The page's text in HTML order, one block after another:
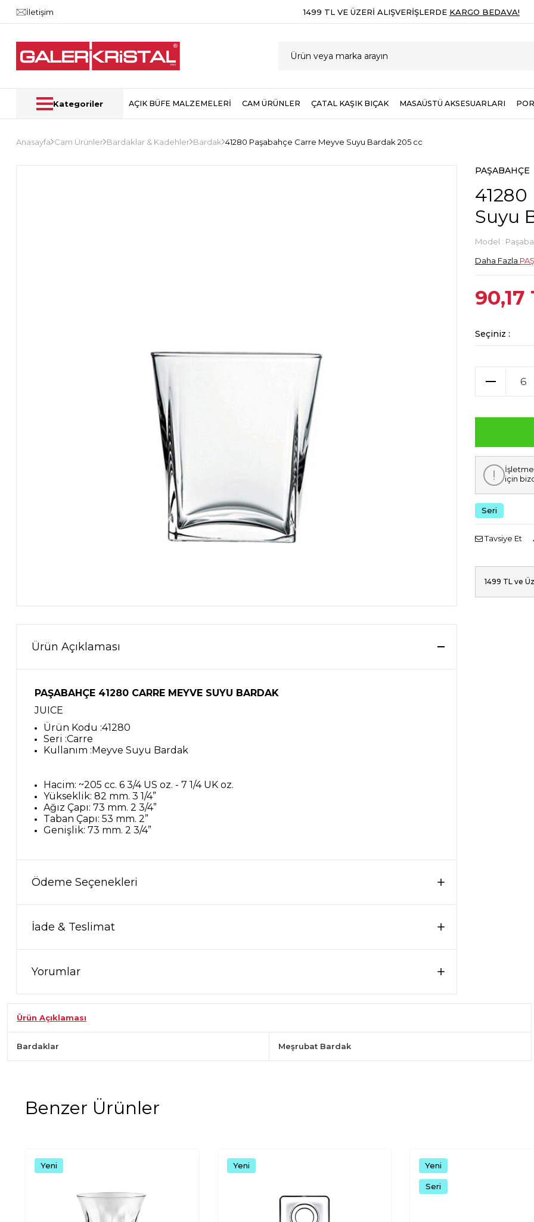
İletişim 1499 TL VE ÜZERI ALIŞVERIŞLERDE KARGO BEDAVA!
Kategoriler AÇIK BÜFE MALZEMELERİ CAM ÜRÜNLER ÇATAL KAŞIK BIÇAK MASAÜSTÜ AKSESUARLARI
Anasayfa Cam Ürünler Bardaklar & Kadehler Bardak 41280 Paşabahçe Carre Meyve Suyu Bardak 205 cc
Ürün Açıklaması
PAŞABAHÇE 41280 CARRE MEYVE SUYU BARDAK
JUICE
Ürün Kodu :41280
Seri :Carre
Kullanım :Meyve Suyu Bardak
Hacim: ~205 cc. 6 3/4 US oz. - 7 1/4 UK oz.
Yükseklik: 82 mm. 3 1/4”
Ağız Çapı: 73 mm. 2 3/4”
Taban Çapı: 53 mm. 2”
Genişlik: 73 mm. 2 3/4”
Ödeme Seçenekleri
İade & Teslimat
Yorumlar
PAŞABAHÇE
Suyu
Model :
Daha Fazla
90,17
Seçiniz :
için
Seri
Tavsiye Et
1499 TL ve
Ürün Açıklaması
Bardaklar Meşrubat Bardak
Benzer Ürünler
Yeni Yeni Yeni
Seri